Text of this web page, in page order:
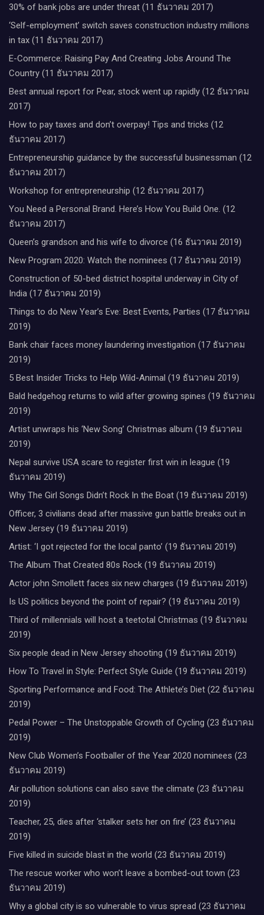
30% of bank jobs are under threat (11 ธันวาคม 2017)
‘Self-employment’ switch saves construction industry millions
in tax (11 ธันวาคม 2017)
E-Commerce: Raising Pay And Creating Jobs Around The
Country (11 ธันวาคม 2017)
Best annual report for Pear, stock went up rapidly (12 ธันวาคม
2017)
How to pay taxes and don’t overpay! Tips and tricks (12
ธันวาคม 2017)
Entrepreneurship guidance by the successful businessman (12
ธันวาคม 2017)
Workshop for entrepreneurship (12 ธันวาคม 2017)
You Need a Personal Brand. Here’s How You Build One. (12
ธันวาคม 2017)
Queen’s grandson and his wife to divorce (16 ธันวาคม 2019)
New Program 2020: Watch the nominees (17 ธันวาคม 2019)
Construction of 50-bed district hospital underway in City of
India (17 ธันวาคม 2019)
Things to do New Year’s Eve: Best Events, Parties (17 ธันวาคม
2019)
Bank chair faces money laundering investigation (17 ธันวาคม
2019)
5 Best Insider Tricks to Help Wild-Animal (19 ธันวาคม 2019)
Bald hedgehog returns to wild after growing spines (19 ธันวาคม
2019)
Artist unwraps his ‘New Song’ Christmas album (19 ธันวาคม
2019)
Nepal survive USA scare to register first win in league (19
ธันวาคม 2019)
Why The Girl Songs Didn’t Rock In the Boat (19 ธันวาคม 2019)
Officer, 3 civilians dead after massive gun battle breaks out in
New Jersey (19 ธันวาคม 2019)
Artist: ‘I got rejected for the local panto’ (19 ธันวาคม 2019)
The Album That Created 80s Rock (19 ธันวาคม 2019)
Actor john Smollett faces six new charges (19 ธันวาคม 2019)
Is US politics beyond the point of repair? (19 ธันวาคม 2019)
Third of millennials will host a teetotal Christmas (19 ธันวาคม
2019)
Six people dead in New Jersey shooting (19 ธันวาคม 2019)
How To Travel in Style: Perfect Style Guide (19 ธันวาคม 2019)
Sporting Performance and Food: The Athlete’s Diet (22 ธันวาคม
2019)
Pedal Power – The Unstoppable Growth of Cycling (23 ธันวาคม
2019)
New Club Women’s Footballer of the Year 2020 nominees (23
ธันวาคม 2019)
Air pollution solutions can also save the climate (23 ธันวาคม
2019)
Teacher, 25, dies after ‘stalker sets her on fire’ (23 ธันวาคม
2019)
Five killed in suicide blast in the world (23 ธันวาคม 2019)
The rescue worker who won’t leave a bombed-out town (23
ธันวาคม 2019)
Why a global city is so vulnerable to virus spread (23 ธันวาคม